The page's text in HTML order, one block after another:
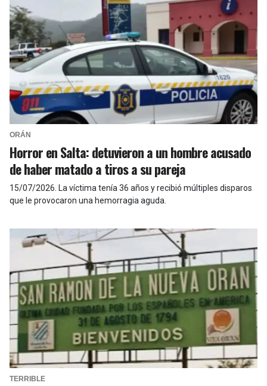
ORÁN
Horror en Salta: detuvieron a un hombre acusado
de haber matado a tiros a su pareja
15/07/2026 La víctima tenía 36 años y recibió múltiples disparos
que le provocaron una hemorragia aguda.
TERRIBLE